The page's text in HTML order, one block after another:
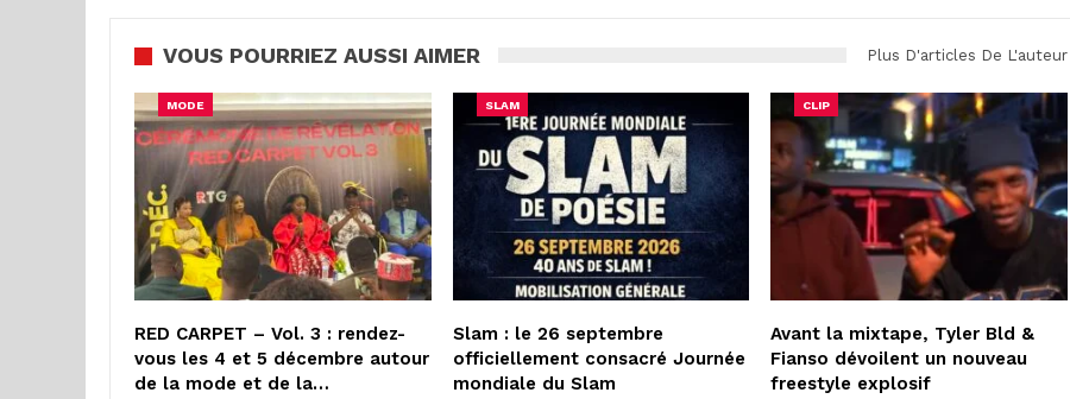
VOUS POURRIEZ AUSSI AIMER Plus D'articles De L'auteur
MODE
RED CARPET – Vol. 3 : rendez-
vous les 4 et 5 décembre autour
de la mode et de la…
SLAM
Slam : le 26 septembre
officiellement consacré Journée
mondiale du Slam
CLIP
Avant la mixtape, Tyler Bld &
Fianso dévoilent un nouveau
freestyle explosif